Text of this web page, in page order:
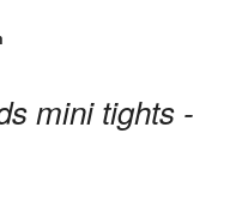
mini tights -